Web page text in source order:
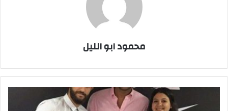
محمود ابو الليل